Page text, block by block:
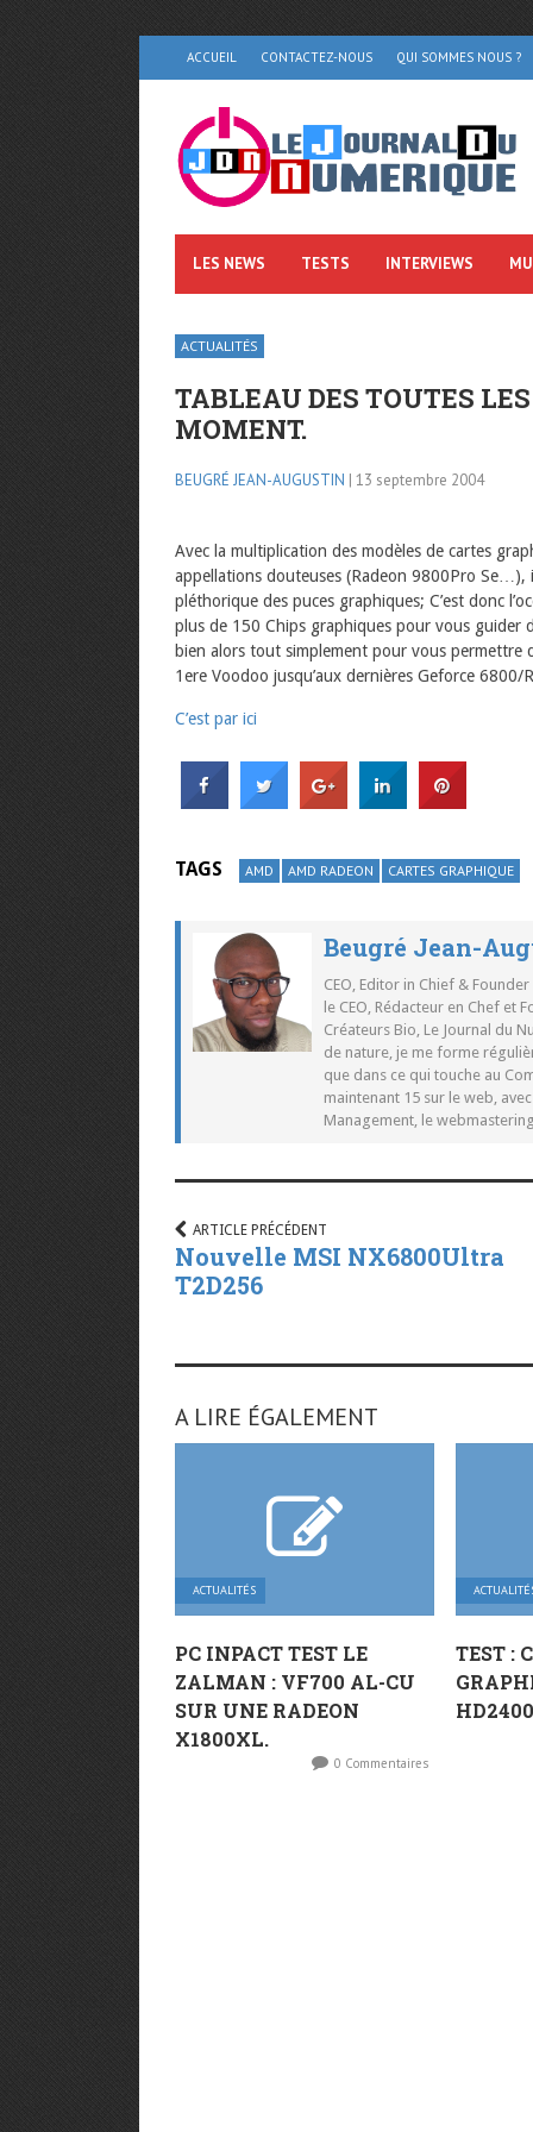
ACCUEIL CONTACTEZ-NOUS QUI SOMMES NOUS ?
LES NEWS TESTS INTERVIEWS
ACTUALITÉS
TABLEAU DES TOUTES
MOMENT.
BEUGRÉ JEAN-AUGUSTIN | 13 septembre 2004
Avec la multiplication des modèles de cartes
appellations douteuses (Radeon 9800Pro Se…),
pléthorique des puces graphiques; C’est donc
plus de 150 Chips graphiques pour vous guider
bien alors tout simplement pour vous permettre
1ere Voodoo jusqu’aux dernières Geforce 6800/
C’est par ici
TAGS AMD AMD RADEON CARTES GRAPHIQUE
Beugré Jean-
CEO, Editor in Chief &
le CEO, Rédacteur en Chef et
Créateurs Bio, Le Journal du
de nature, je me forme
que dans ce qui touche au
maintenant 15 sur le web,
Management, le
ARTICLE PRÉCÉDENT
Nouvelle MSI NX6800Ultra
T2D256
A LIRE ÉGALEMENT
ACTUALITÉS
PC INPACT TEST LE
ZALMAN : VF700 AL-CU
SUR UNE RADEON
X1800XL.
0 Commentaires
TEST :